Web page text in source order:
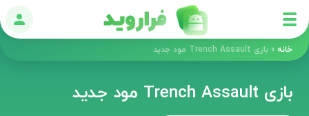
ورود
خانه » بازی Trench Assault مود جدید
بازی Trench Assault مود جدید